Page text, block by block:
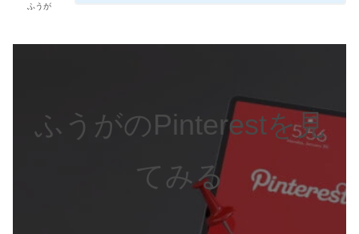
ふうが
ふうがのPinterestを見
てみる